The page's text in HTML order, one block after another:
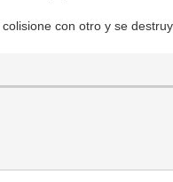
con otro y se